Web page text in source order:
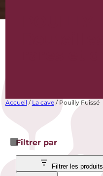
Accueil / La cave/ Pouilly Fuissé
Filtrer par
Filtrer les produits